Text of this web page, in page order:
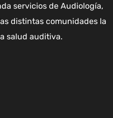
servicios de Audiología,
distintas comunidades la
salud auditiva.